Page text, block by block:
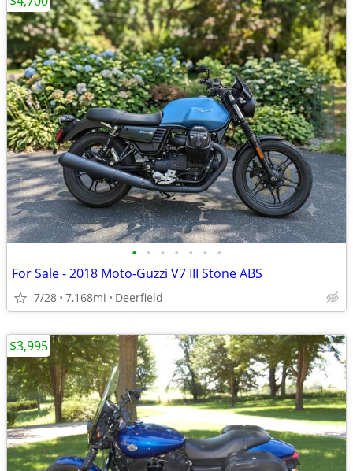
• • • • • • •
For Sale - 2018 Moto-Guzzi V7 III Stone ABS
7/28 7,168mi Deerfield
$3,995